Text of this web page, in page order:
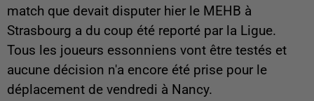
match que devait disputer hier le MEHB à
Strasbourg a du coup été reporté par la Ligue.
Tous les joueurs essonniens vont être testés et
aucune décision n'a encore été prise pour le
déplacement de vendredi à Nancy.